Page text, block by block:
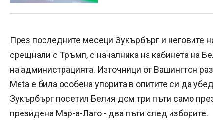
През последните месеци Зукърбърг и неговите
срещнали с Тръмп, с началника на кабинета на
на администрацията. Източници от Вашингтон
Meta е била особена упорита в опитите си да
Зукърбърг посетил Белия дом три пъти само
президена Мар-а-Лаго - два пъти след изборите.